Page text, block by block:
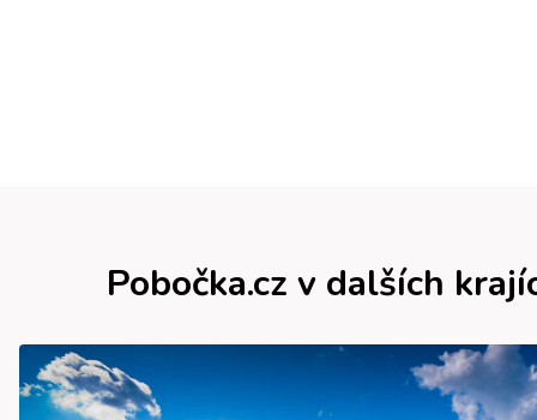
Pobočka.cz v dalších